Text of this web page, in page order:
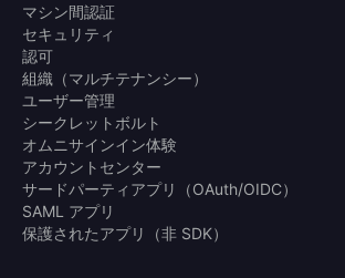
マシン間認証
セキュリティ
認可
組織（マルチテナンシー）
ユーザー管理
シークレットボルト
オムニサインイン体験
アカウントセンター
サードパーティアプリ（OAuth/OIDC）
SAML アプリ
保護されたアプリ（非 SDK）